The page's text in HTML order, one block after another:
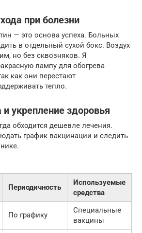
при болезни
— это основа успеха. Больных
в отдельный сухой бокс. Воздух
но без сквозняков. Я
лампу для обогрева
как они перестают
тепло.
укрепление здоровья
обходится дешевле лечения.
график вакцинации и следить
Периодичность
Используемые
средства
По графику
Специальные
вакцины